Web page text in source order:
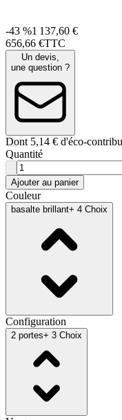
-43 %1 137,60 €
656,66 €TTC
Un devis,
une question ?
Dont 5,14 € d'éco-
Quantité
Ajouter au panier
Couleur
basalte brillant+ 4 Choix
Configuration
2 portes+ 3 Choix